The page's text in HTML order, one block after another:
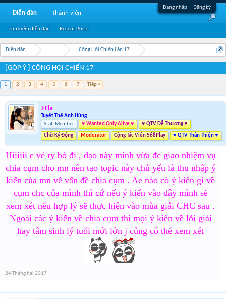
Đăng nhập Đăng ký
Diễn đàn ... Công Hội Chiến Lần 17
[GÓP Ý ] CÔNG HỘI CHIẾN 17
1 2 3 4 5 6 7 Tiếp >
J-Fla
Tuyệt Thế Anh Hùng
Staff Member
♥ Wanted Only Alive ♥ ♥ QTV Dễ Thương ♥
Chữ Ký Động Moderator Cộng Tác Viên 568Play ♥ QTV Thân Thiện ♥
Hiiiiii e vé ry bó đi , dạo này mình vừa đc giao nhiệm vụ
chia cụm cho mn nên tạo topic này chủ yếu là thu nhập ý
kiến của mn về vấn đề chia cụm . Ae nào có ý kiến gì về
cụm chc của mình thì cứ nếu ý kiến vào đây mình sẽ
xem xét nếu hợp lý sẽ thực hiện vào mùa giải CHC sau .
Ngoài các ý kiến về chia cụm thì mọi ý kiến về lỗi giải
hay tâm sinh lý tuổi mới lớn j củng có thể xem xét
24 Tháng hai 2017
Diễn đàn
Tìm kiếm diễn đàn Recent Posts
Thành viên